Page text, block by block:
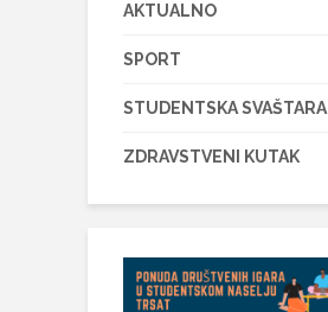
AKTUALNO
SPORT
STUDENTSKA SVAŠTARA
ZDRAVSTVENI KUTAK